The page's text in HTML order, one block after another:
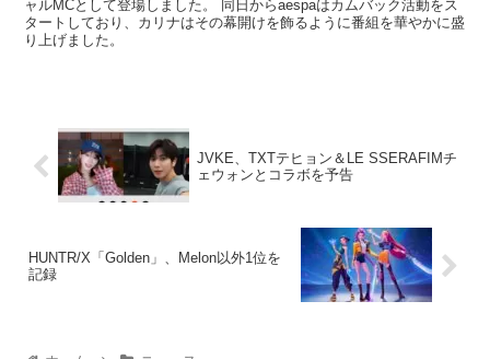
9月5日放送の「ミュージックバンク」には、aespaのカリナがスペシ
ャルMCとして登場しました。 同日からaespaはカムバック活動をス
タートしており、カリナはその幕開けを飾るように番組を華やかに盛
JVKE、TXTテヒョン＆LE SSERAFIMチ
HUNTR/X「Golden」、Melon以外1位を